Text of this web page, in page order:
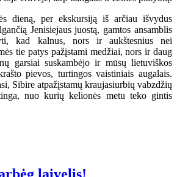
dieną, per ekskursiją iš arčiau išvydus
Jenisiejaus juostą, gamtos ansamblis
kad kalnus, nors ir aukštesnius nei
tie patys pažįstami medžiai, nors ir daug
garsiai suskambėjo ir mūsų lietuviškos
pievos, turtingos vaistiniais augalais.
Sibire atpažįstamų kraujasiurbių vabzdžių
nuo kurių kelionės metu teko gintis